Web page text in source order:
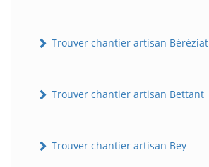
Trouver chantier artisan Béréziat
Trouver chantier artisan Bettant
Trouver chantier artisan Bey